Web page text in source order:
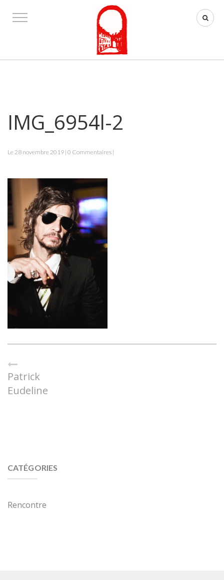
IMG_6954l-2
Le 28 novembre 2019 | 0 Commentaires |
Patrick
Eudeline
CATÉGORIES
Rencontre